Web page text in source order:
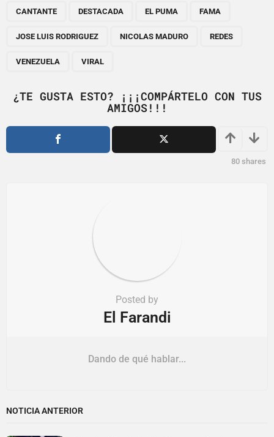
o
CANTANTE DESTACADA EL PUMA FAMA
JOSE LUIS RODRIGUEZ NICOLAS MADURO REDES
VENEZUELA VIRAL
¿TE GUSTA ESTO? ¡¡¡COMPÁRTELO CON TUS
AMIGOS!!!
80 shares
Posted by
El Farandi
Dando de qué hablar...
NOTICIA ANTERIOR